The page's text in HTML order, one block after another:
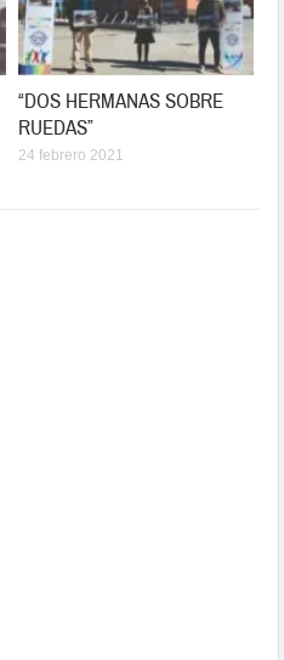
“DOS HERMANAS SOBRE
RUEDAS”
24 febrero 2021